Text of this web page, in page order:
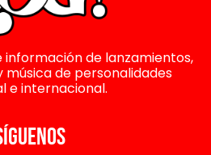
información de lanzamientos,
de personalidades
e internacional.